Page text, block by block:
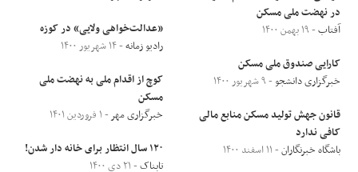
در نهضت ملی مسکن
آفتاب- ۱۹ بهمن ۱۴۰۰
کارایی صندوق ملی مسکن
خبرگزاری دانشجو- ۹ شهریور ۱۴۰۰
قانون جهش تولید مسکن منابع مالی
کافی ندارد
باشگاه خبرنگاران- ۱۱ اسفند ۱۴۰۰
«عدالت‌خواهی ولایی» در کوزه
رادیو زمانه- ۱۴ شهریور ۱۴۰۰
کوچ از اقدام ملی به نهضت ملی
مسکن
خبرگزاری مهر- ۱ فروردین ۱۴۰۱
۱۲۰ سال انتظار برای خانه دار شدن!
تابناک- ۲۱ دی ۱۴۰۰